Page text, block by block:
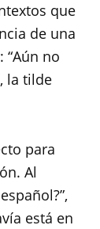
que
de una
no
la tilde
para
Al
está en